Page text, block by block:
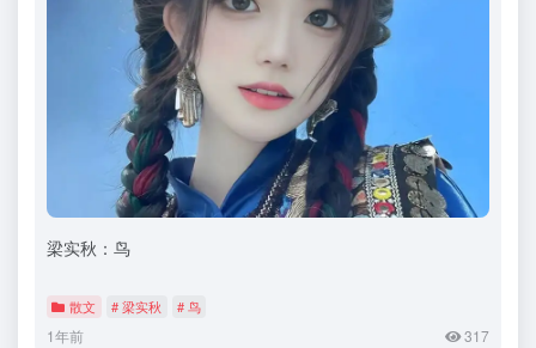
梁实秋：鸟
散文 # 梁实秋 # 鸟
1年前 317